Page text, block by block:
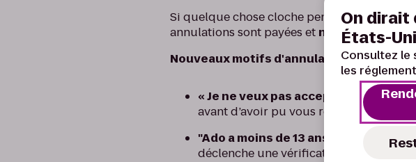
Si quelque chose cloche pendant une
annulations sont payées et n'auront pas
Nouveaux motifs d'annulation :
« Je ne veux pas accepter une
avant d’avoir pu vous retirer des
"Ado a moins de 13 ans" :
Utilisez ceci
déclenche une vérification de sécurité
On dirait
États-
Consultez le
les